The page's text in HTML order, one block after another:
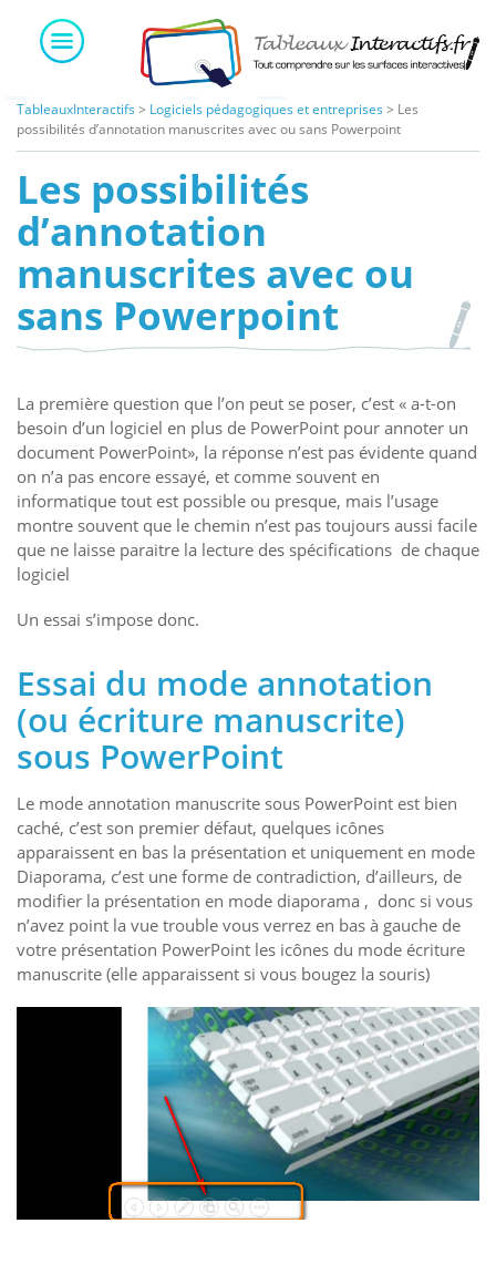
content
TableauxInteractifs > Logiciels pédagogiques et entreprises > Les
possibilités d’annotation manuscrites avec ou sans Powerpoint
Les possibilités
d’annotation
manuscrites avec ou
sans Powerpoint
La première question que l’on peut se poser, c’est « a-t-on
besoin d’un logiciel en plus de PowerPoint pour annoter un
document PowerPoint», la réponse n’est pas évidente quand
on n’a pas encore essayé, et comme souvent en
informatique tout est possible ou presque, mais l’usage
montre souvent que le chemin n’est pas toujours aussi facile
que ne laisse paraitre la lecture des spécifications de chaque
logiciel
Un essai s’impose donc.
Essai du mode annotation
(ou écriture manuscrite)
sous PowerPoint
Le mode annotation manuscrite sous PowerPoint est bien
caché, c’est son premier défaut, quelques icônes
apparaissent en bas la présentation et uniquement en mode
Diaporama, c’est une forme de contradiction, d’ailleurs, de
modifier la présentation en mode diaporama , donc si vous
n’avez point la vue trouble vous verrez en bas à gauche de
votre présentation PowerPoint les icônes du mode écriture
manuscrite (elle apparaissent si vous bougez la souris)